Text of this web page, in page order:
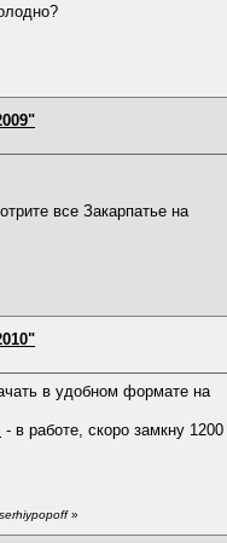
все Закарпатье на
в удобном формате на
- в работе, скоро замкну
»